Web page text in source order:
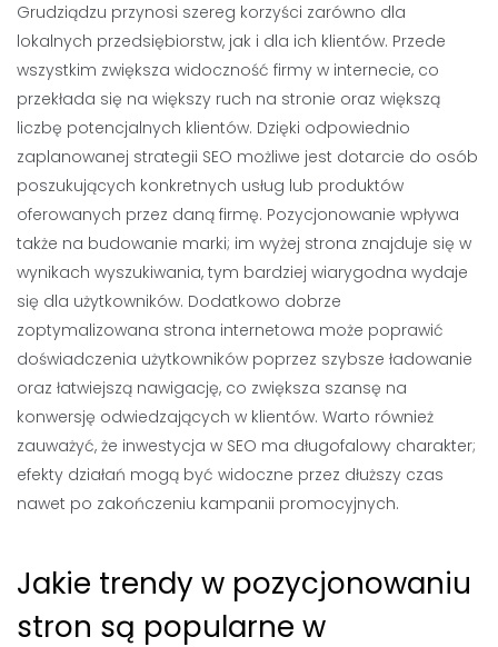
Grudziądzu przynosi szereg korzyści zarówno dla
lokalnych przedsiębiorstw, jak i dla ich klientów. Przede
wszystkim zwiększa widoczność firmy w internecie, co
przekłada się na większy ruch na stronie oraz większą
liczbę potencjalnych klientów. Dzięki odpowiednio
zaplanowanej strategii SEO możliwe jest dotarcie do osób
poszukujących konkretnych usług lub produktów
oferowanych przez daną firmę. Pozycjonowanie wpływa
także na budowanie marki; im wyżej strona znajduje się w
wynikach wyszukiwania, tym bardziej wiarygodna wydaje
się dla użytkowników. Dodatkowo dobrze
zoptymalizowana strona internetowa może poprawić
doświadczenia użytkowników poprzez szybsze ładowanie
oraz łatwiejszą nawigację, co zwiększa szansę na
konwersję odwiedzających w klientów. Warto również
zauważyć, że inwestycja w SEO ma długofalowy charakter;
efekty działań mogą być widoczne przez dłuższy czas
nawet po zakończeniu kampanii promocyjnych.
Jakie trendy w pozycjonowaniu
stron są popularne w